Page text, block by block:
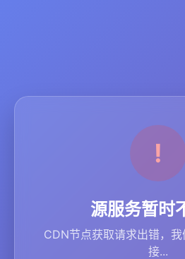
源服务暂时
CDN节点获取请求出错，
接...